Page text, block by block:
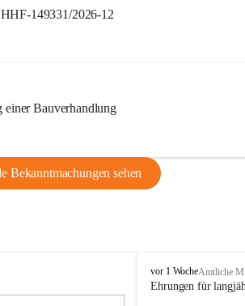
149331/2026-12
einer Bauverhandlung
Bekanntmachungen sehen
B
u
vor 1 WocheAmtliche
Ehrungen für